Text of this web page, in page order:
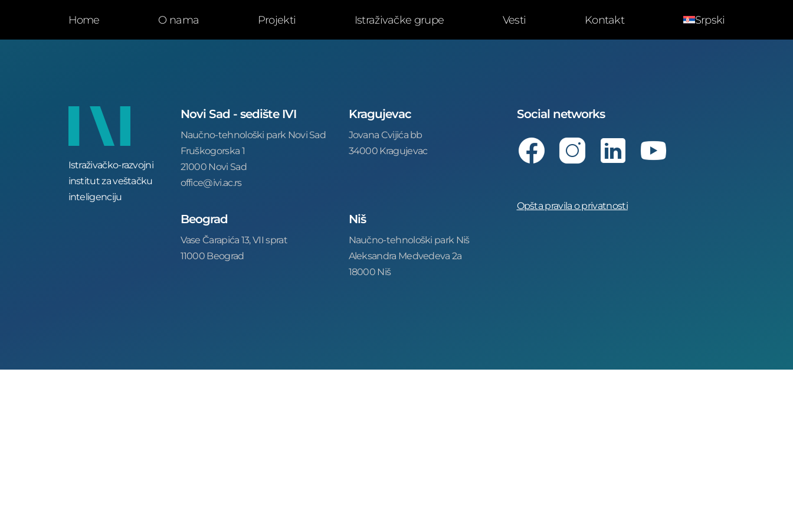
Home O nama Projekti Istraživačke grupe Vesti Kontakt Srpski
Istraživačko-razvojni
institut za veštačku
inteligenciju
Novi Sad - sedište IVI
Naučno-tehnološki park Novi Sad
Fruškogorska 1
21000 Novi Sad
office@ivi.ac.rs
Kragujevac
Jovana Cvijića bb
34000 Kragujevac
Beograd
Vase Čarapića 13, VII sprat
11000 Beograd
Niš
Naučno-tehnološki park Niš
Aleksandra Medvedeva 2a
18000 Niš
Social networks
Facebook Instagram LinkedIn
Opšta pravila o privatnosti